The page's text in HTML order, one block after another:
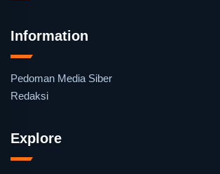
Information
Pedoman Media Siber
Redaksi
Explore